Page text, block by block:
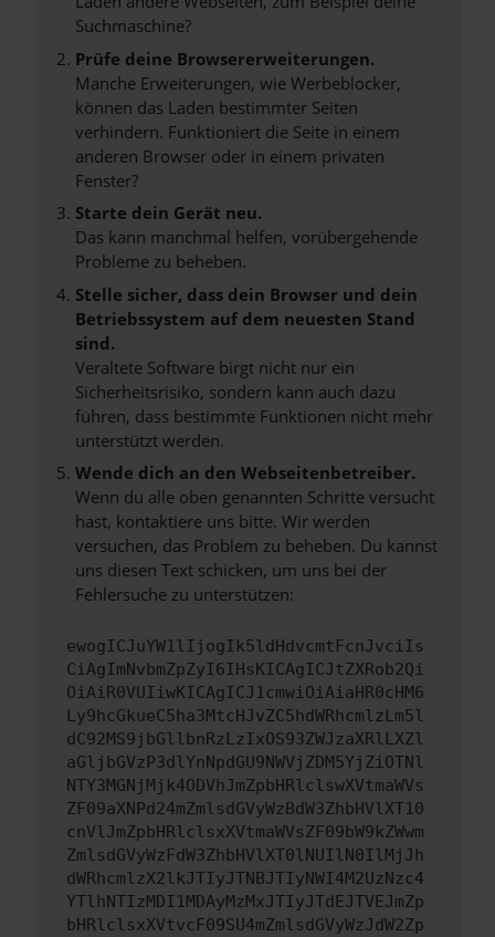
Suchmaschine?
Prüfe deine Browsererweiterungen.
Manche Erweiterungen, wie Werbeblocker,
können das Laden bestimmter Seiten
verhindern. Funktioniert die Seite in einem
anderen Browser oder in einem privaten
Fenster?
Starte dein Gerät neu.
Das kann manchmal helfen, vorübergehende
Probleme zu beheben.
Stelle sicher, dass dein Browser und dein
Betriebssystem auf dem neuesten Stand
sind.
Veraltete Software birgt nicht nur ein
Sicherheitsrisiko, sondern kann auch dazu
führen, dass bestimmte Funktionen nicht mehr
unterstützt werden.
Wende dich an den Webseitenbetreiber.
Wenn du alle oben genannten Schritte versucht
hast, kontaktiere uns bitte. Wir werden
versuchen, das Problem zu beheben. Du kannst
uns diesen Text schicken, um uns bei der
Fehlersuche zu unterstützen:
ewogICJuYW1lIjogIk5ldHdvcmtFcnJvciIs
CiAgImNvbmZpZyI6IHsKICAgICJtZXRob2Qi
OiAiR0VUIiwKICAgICJ1cmwiOiAiaHR0cHM6
Ly9hcGkueC5ha3MtcHJvZC5hdWRhcmlzLm5l
dC92MS9jbGllbnRzLzIxOS93ZWJzaXRlLXZl
aGljbGVzP3dlYnNpdGU9NWVjZDM5YjZiOTNl
NTY3MGNjMjk4ODVhJmZpbHRlclswXVtmaWVs
ZF09aXNPd24mZmlsdGVyWzBdW3ZhbHVlXT10
cnVlJmZpbHRlclsxXVtmaWVsZF09bW9kZWwm
ZmlsdGVyWzFdW3ZhbHVlXT0lNUIlN0IlMjJh
dWRhcmlzX2lkJTIyJTNBJTIyNWI4M2UzNzc4
YTlhNTIzMDI1MDAyMzMxJTIyJTdEJTVEJmZp
bHRlclsxXVtvcF09SU4mZmlsdGVyWzJdW2Zp